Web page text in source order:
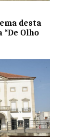
desta
Olho